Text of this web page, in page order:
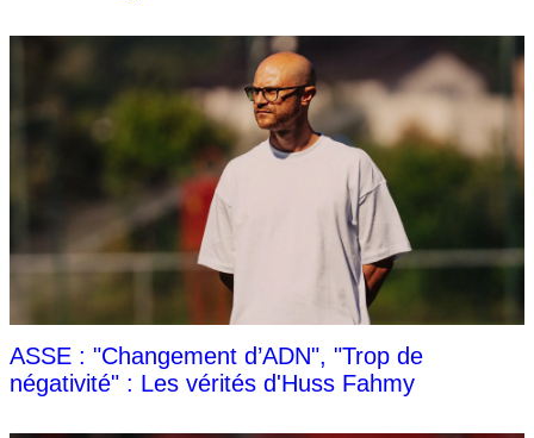
ASSE : "Changement d’ADN", "Trop de
négativité" : Les vérités d'Huss Fahmy